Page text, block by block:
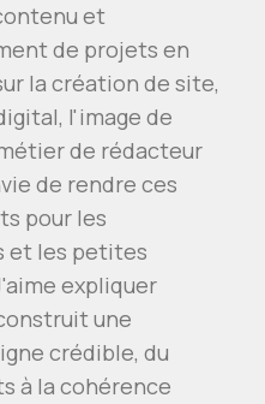
et
de projets en
la création de site,
l'image de
de rédacteur
de rendre ces
pour les
et les petites
expliquer
une
crédible, du
à la cohérence